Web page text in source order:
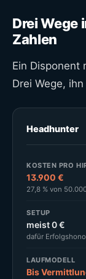
Drei Wege
Zahlen
Ein Disponent
Drei Wege,
Headhunter
KOSTEN PRO
13.900 €
27,8 % von
SETUP
meist 0 €
dafür
LAUFMODELL
Bis